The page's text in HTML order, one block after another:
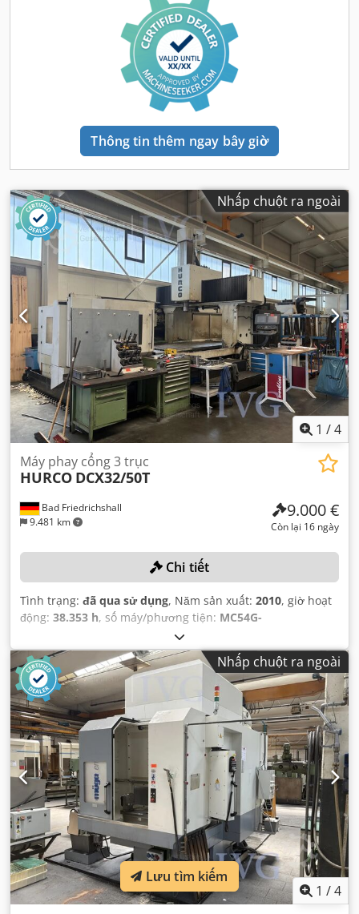
Thông tin thêm ngay bây giờ
Nhấp chuột ra ngoài
1 /4
Bad Friedrichshall
9.481 km
Máy phay cổng 3 trục
HURCO DCX32/50T
9.000 €
Còn lại 16 ngày
Chi tiết
Tình trạng: đã qua sử dụng, Năm sản xuất: 2010, giờ hoạt
động: 38.353 h, số máy/phương tiện: MC54G-
Nhấp chuột ra ngoài
1 /4
Lưu tìm kiếm